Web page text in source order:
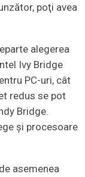
poţi avea
alegerea
Ivy Bridge
PC-uri, cât
redus se pot
Bridge.
şi procesoare
asemenea